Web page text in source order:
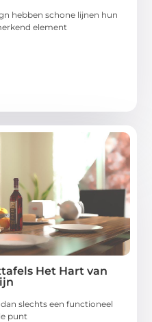
hebben schone lijnen hun
element
Het Hart van
slechts een functioneel
punt